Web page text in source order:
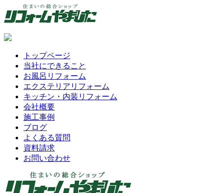
トップページ
当社にできること
お風呂リフォーム
エクステリアリフォーム
キッチン・内装リフォーム
会社概要
施工事例
ブログ
よくある質問
資料請求
お問い合わせ